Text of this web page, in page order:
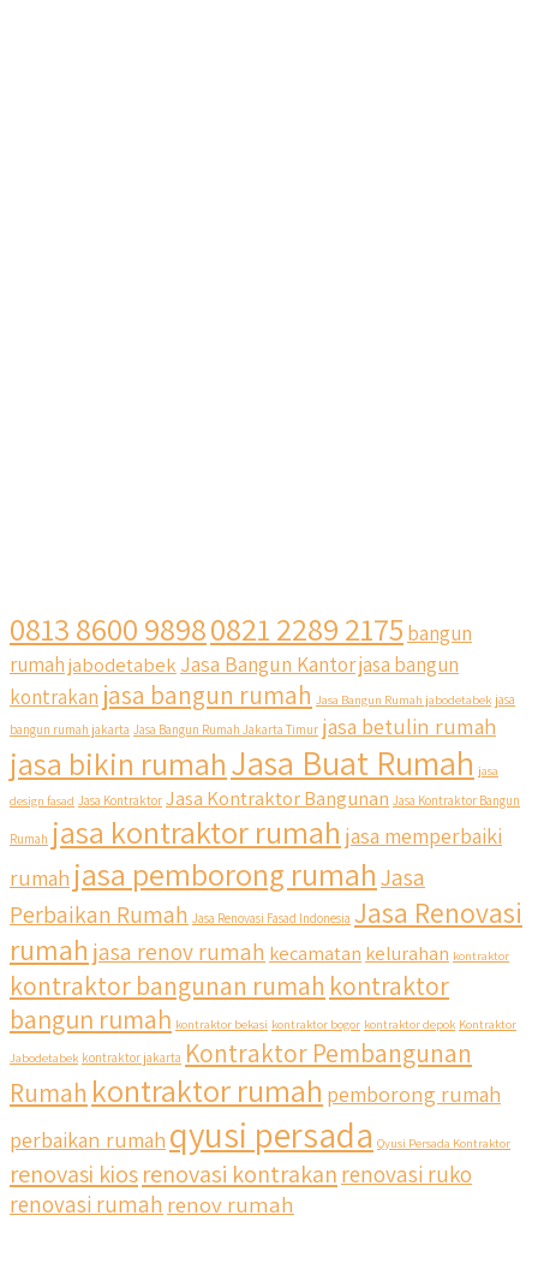
0813 8600 98980821 2289 2175 bangun
rumahjabodetabek Jasa Bangun Kantorjasa bangun
kontrakan jasa bangun rumah Jasa Bangun Rumah jabodetabek jasa
bangun rumah jakarta Jasa Bangun Rumah Jakarta Timur jasa betulin rumah
jasa bikin rumahJasa Buat Rumah jasa
design fasad Jasa Kontraktor Jasa Kontraktor Bangunan Jasa Kontraktor Bangun
Rumah jasa kontraktor rumah jasa memperbaiki
rumah jasa pemborong rumahJasa
Perbaikan Rumah Jasa Renovasi Fasad Indonesia Jasa Renovasi
rumah jasa renov rumah kecamatan kelurahan kontraktor
kontraktor bangunan rumah kontraktor
bangun rumah kontraktor bekasi kontraktor bogor kontraktor depok Kontraktor
Jabodetabek kontraktor jakarta Kontraktor Pembangunan
Rumah kontraktor rumah pemborong rumah
perbaikan rumah qyusi persada Qyusi Persada Kontraktor
renovasi kiosrenovasi kontrakanrenovasi ruko
renovasi rumah renov rumah